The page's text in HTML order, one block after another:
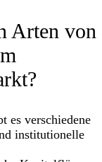
Arten von
es verschiedene
institutionelle